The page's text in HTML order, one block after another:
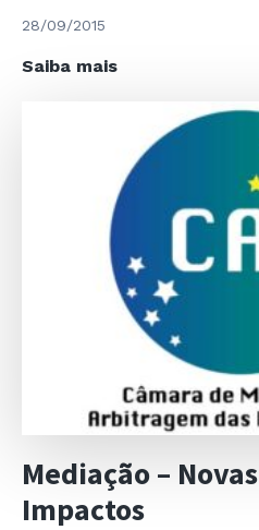
28/09/2015
Saiba maisMediação
Marco
Legal
Brasileiro
Mediação –
Impactos